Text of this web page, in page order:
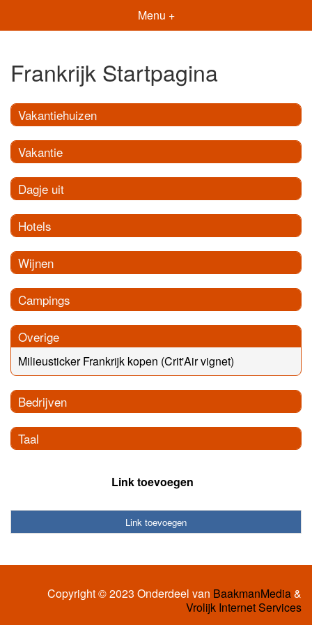
Menu +
Frankrijk Startpagina
Vakantiehuizen
Vakantie
Dagje uit
Hotels
Wijnen
Campings
Overige
Milieusticker Frankrijk kopen (Crit'Air vignet)
Bedrijven
Taal
Link toevoegen
Link toevoegen
Copyright © 2023 Onderdeel van BaakmanMedia&
Vrolijk Internet Services